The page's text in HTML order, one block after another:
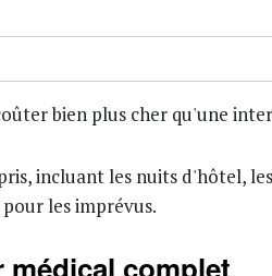
bien plus cher qu'une
incluant les nuits d'hôtel,
les imprévus.
médical complet